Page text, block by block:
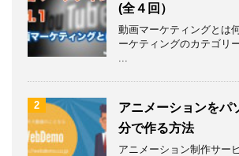
(全４回）
動画マーケティングとは
ーケティングのカテゴリ
2
アニメーションをパ
分で作る方法
アニメーション制作サー